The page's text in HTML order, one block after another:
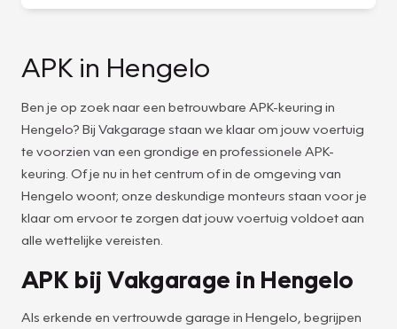
APK in Hengelo
Ben je op zoek naar een betrouwbare APK-keuring in
Hengelo? Bij Vakgarage staan we klaar om jouw voertuig
te voorzien van een grondige en professionele APK-
keuring. Of je nu in het centrum of in de omgeving van
Hengelo woont; onze deskundige monteurs staan voor je
klaar om ervoor te zorgen dat jouw voertuig voldoet aan
alle wettelijke vereisten.
APK bij Vakgarage in Hengelo
Als erkende en vertrouwde garage in Hengelo, begrijpen